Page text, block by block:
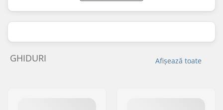
Afișează toate
GHIDURI